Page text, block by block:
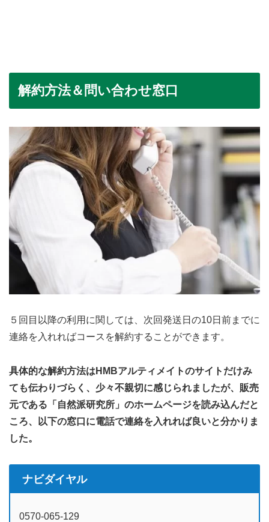
解約方法＆問い合わせ窓口
５回目以降の利用に関しては、次回発送日の10日前までに
連絡を入れればコースを解約することができます。
具体的な解約方法はHMBアルティメイトのサイトだけみ
ても伝わりづらく、少々不親切に感じられましたが、販売
元である「自然派研究所」のホームページを読み込んだと
ころ、以下の窓口に電話で連絡を入れれば良いと分かりま
した。
ナビダイヤル
0570-065-129